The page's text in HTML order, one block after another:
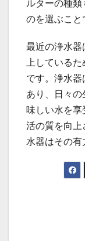
ルターの種
のを選ぶこと
最近の浄水器
上している
です。浄水
あり、日々
味しい水を
活の質を向上
水器はその有